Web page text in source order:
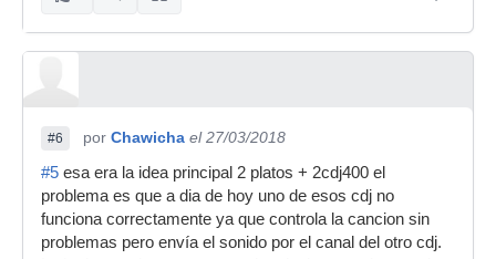
#6 por Chawicha el 27/03/2018
#5 esa era la idea principal 2 platos + 2cdj400 el
problema es que a dia de hoy uno de esos cdj no
funciona correctamente ya que controla la cancion sin
problemas pero envía el sonido por el canal del otro cdj.